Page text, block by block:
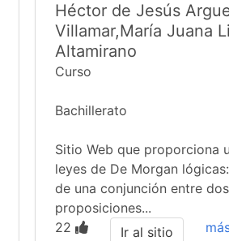
Héctor de Jesús
Villamar,María Juana
Altamirano
Curso
Bachillerato
Sitio Web que proporciona
leyes de De Morgan
de una conjunción entre dos
proposiciones...
22
Ir al sitio